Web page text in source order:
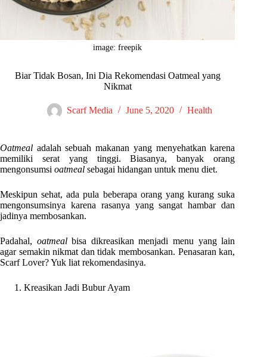
image: freepik
Biar Tidak Bosan, Ini Dia Rekomendasi Oatmeal yang
Nikmat
Scarf Media June 5, 2020 Health
Oatmeal adalah sebuah makanan yang menyehatkan karena
memiliki serat yang tinggi. Biasanya, banyak orang
mengonsumsi oatmeal sebagai hidangan untuk menu diet.
Meskipun sehat, ada pula beberapa orang yang kurang suka
mengonsumsinya karena rasanya yang sangat hambar dan
jadinya membosankan.
Padahal, oatmealbisa dikreasikan menjadi menu yang lain
agar semakin nikmat dan tidak membosankan. Penasaran kan,
Scarf Lover? Yuk liat rekomendasinya.
Kreasikan Jadi Bubur Ayam